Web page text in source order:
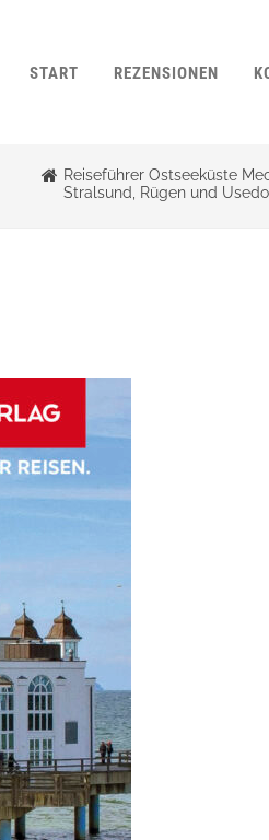
START REZENSIONEN
Reiseführer Ostseeküste
Stralsund, Rügen und